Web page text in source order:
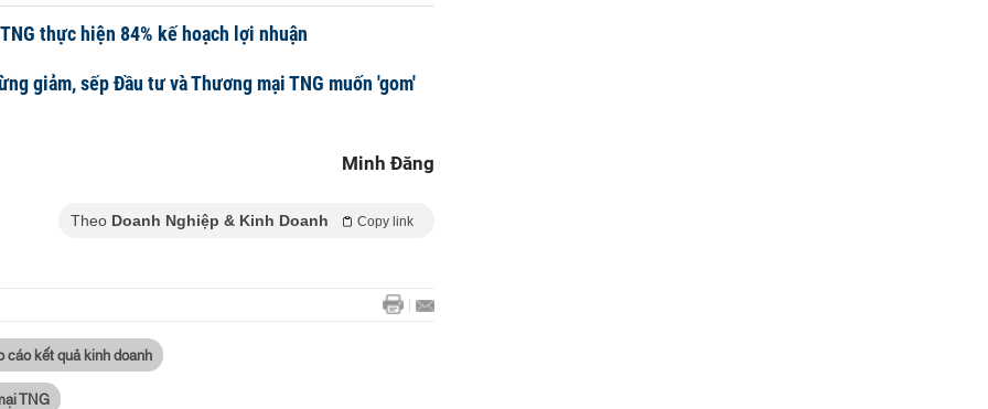
thực hiện 84% kế hoạch lợi nhuận
giảm, sếp Đầu tư và Thương mại TNG muốn 'gom'
Minh Đăng
Theo Doanh Nghiệp & Kinh Doanh Copy link
cáo kết quả kinh doanh
TNG